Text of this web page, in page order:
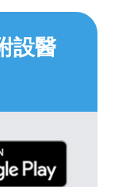
設醫